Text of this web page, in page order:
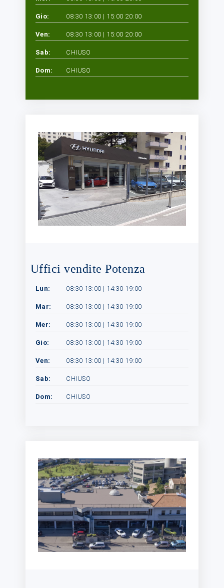
Gio: 08:30 13:00 | 15:00 20:00
Ven: 08:30 13:00 | 15:00 20:00
Sab: CHIUSO
Dom: CHIUSO
Uffici vendite Potenza
Lun: 08:30 13:00 | 14:30 19:00
Mar: 08:30 13:00 | 14:30 19:00
Mer: 08:30 13:00 | 14:30 19:00
Gio: 08:30 13:00 | 14:30 19:00
Ven: 08:30 13:00 | 14:30 19:00
Sab: CHIUSO
Dom: CHIUSO